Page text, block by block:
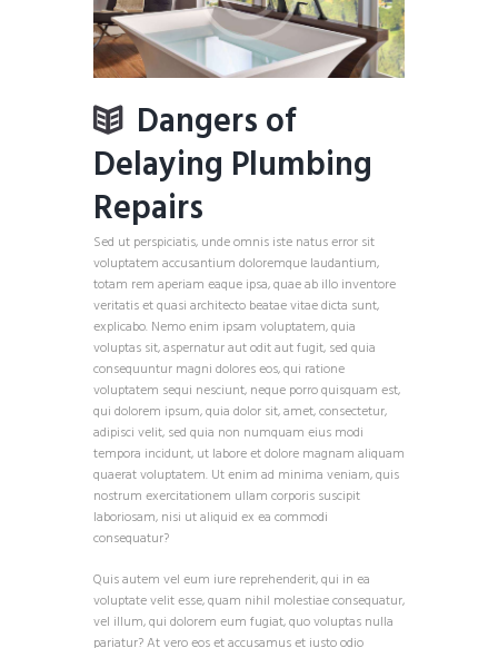
Dangers of
Delaying Plumbing
Repairs
Sed ut perspiciatis, unde omnis iste natus error sit
voluptatem accusantium doloremque laudantium,
totam rem aperiam eaque ipsa, quae ab illo inventore
veritatis et quasi architecto beatae vitae dicta sunt,
explicabo. Nemo enim ipsam voluptatem, quia
voluptas sit, aspernatur aut odit aut fugit, sed quia
consequuntur magni dolores eos, qui ratione
voluptatem sequi nesciunt, neque porro quisquam est,
qui dolorem ipsum, quia dolor sit, amet, consectetur,
adipisci velit, sed quia non numquam eius modi
tempora incidunt, ut labore et dolore magnam aliquam
quaerat voluptatem. Ut enim ad minima veniam, quis
nostrum exercitationem ullam corporis suscipit
laboriosam, nisi ut aliquid ex ea commodi
consequatur?
Quis autem vel eum iure reprehenderit, qui in ea
voluptate velit esse, quam nihil molestiae consequatur,
vel illum, qui dolorem eum fugiat, quo voluptas nulla